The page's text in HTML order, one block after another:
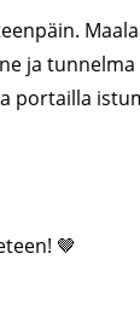
ja
portailla
🤎